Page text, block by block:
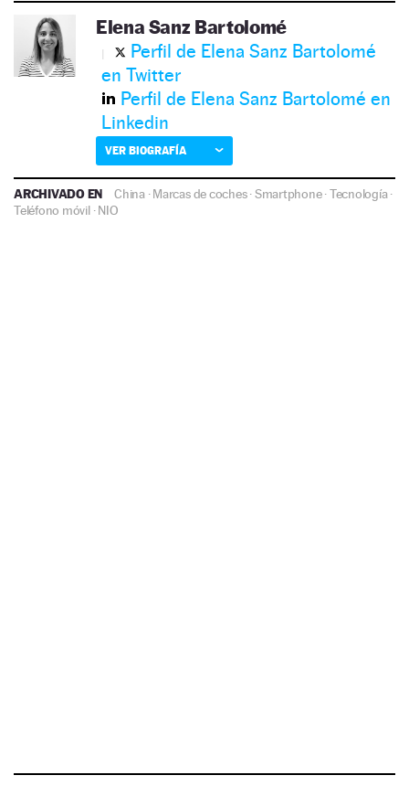
Elena Sanz Bartolomé
Perfil de Elena Sanz Bartolomé
en Twitter
Perfil de Elena Sanz Bartolomé en
Linkedin
VER BIOGRAFÍA
ARCHIVADO EN China·Marcas de coches·Smartphone·Tecnología·
Teléfono móvil·NIO